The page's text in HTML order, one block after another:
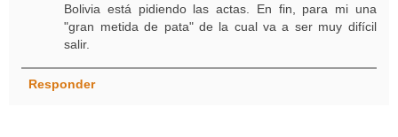
Bolivia está pidiendo las actas. En fin, para mi una
"gran metida de pata" de la cual va a ser muy difícil
salir.
Responder